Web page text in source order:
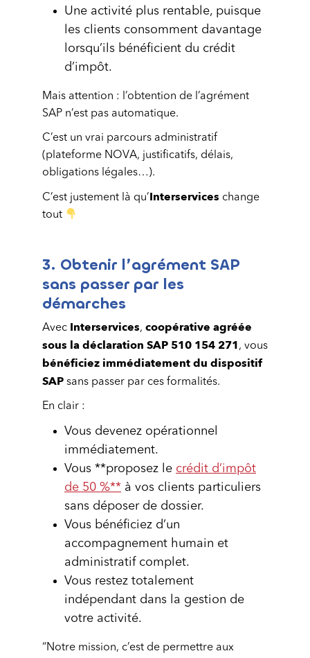
Une activité plus rentable, puisque
les clients consomment davantage
lorsqu’ils bénéficient du crédit
d’impôt.
Mais attention : l’obtention de l’agrément
SAP n’est pas automatique.
C’est un vrai parcours administratif
(plateforme NOVA, justificatifs, délais,
obligations légales…).
C’est justement là qu’Interservices change
tout
3. Obtenir l’agrément SAP
sans passer par les
démarches
Avec Interservices, coopérative agréée
sous la déclaration SAP 510 154 271, vous
bénéficiez immédiatement du dispositif
SAP sans passer par ces formalités.
En clair :
Vous devenez opérationnel
immédiatement.
Vous **proposez le crédit d’impôt
de 50 %** à vos clients particuliers
sans déposer de dossier.
Vous bénéficiez d’un
accompagnement humain et
administratif complet.
Vous restez totalement
indépendant dans la gestion de
votre activité.
“Notre mission, c’est de permettre aux